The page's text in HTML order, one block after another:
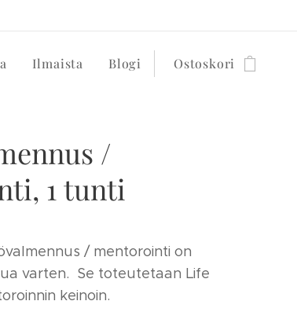
Ilmaista Blogi Ostoskori
/
1 tunti
/ mentorointi on
varten. Se toteutetaan Life
keinoin.